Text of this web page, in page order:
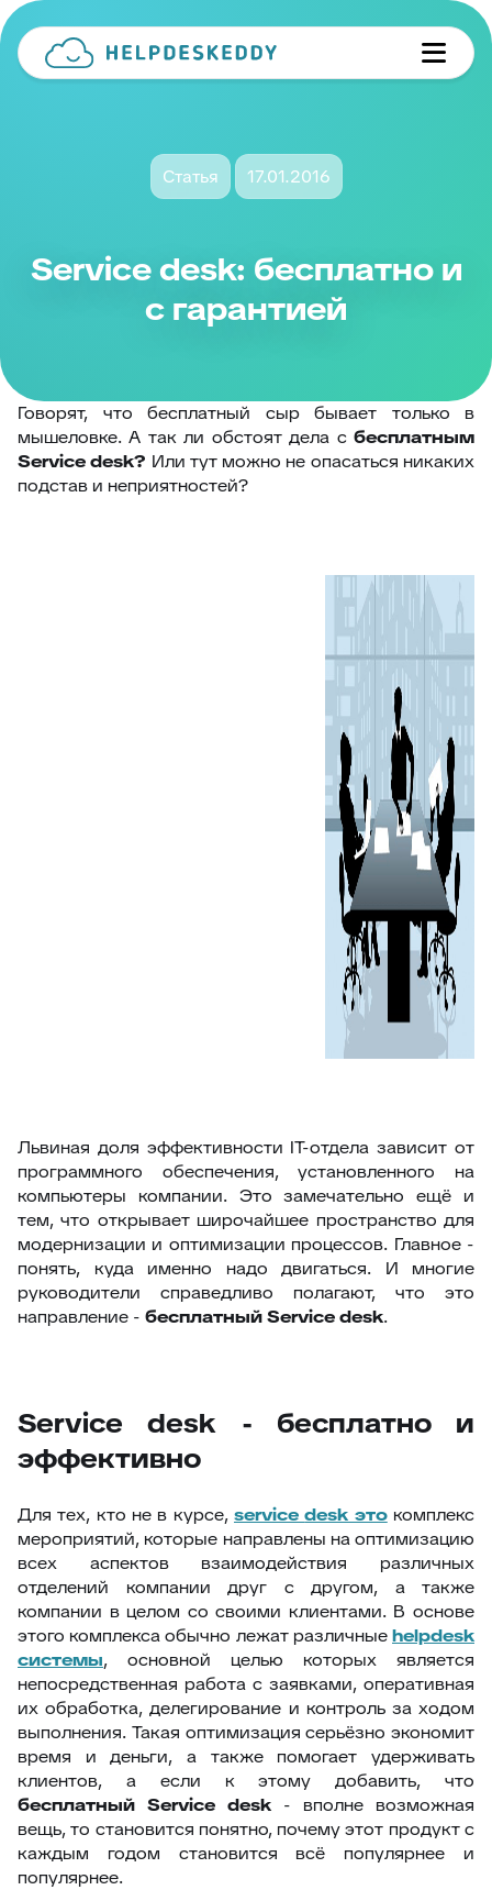
Статья 17.01.2016
Service desk: бесплатно и
с гарантией
Говорят, что бесплатный сыр бывает только в
мышеловке. А так ли обстоят дела с бесплатным
Service desk? Или тут можно не опасаться никаких
подстав и неприятностей?
Львиная доля эффективности IT-отдела зависит от
программного обеспечения, установленного на
компьютеры компании. Это замечательно ещё и
тем, что открывает широчайшее пространство для
модернизации и оптимизации процессов. Главное -
понять, куда именно надо двигаться. И многие
руководители справедливо полагают, что это
направление - бесплатныйServicedesk.
Service desk - бесплатно и
эффективно
Для тех, кто не в курсе, servicedesk этокомплекс
мероприятий, которые направлены на оптимизацию
всех аспектов взаимодействия различных
отделений компании друг с другом, а также
компании в целом со своими клиентами. В основе
этого комплекса обычно лежат различныеhelpdesk
системы, основной целью которых является
непосредственная работа с заявками, оперативная
их обработка, делегирование и контроль за ходом
выполнения. Такая оптимизация серьёзно экономит
время и деньги, а также помогает удерживать
клиентов, а если к этому добавить, что
бесплатный Service desk - вполне возможная
вещь, то становится понятно, почему этот продукт с
каждым годом становится всё популярнее и
популярнее.